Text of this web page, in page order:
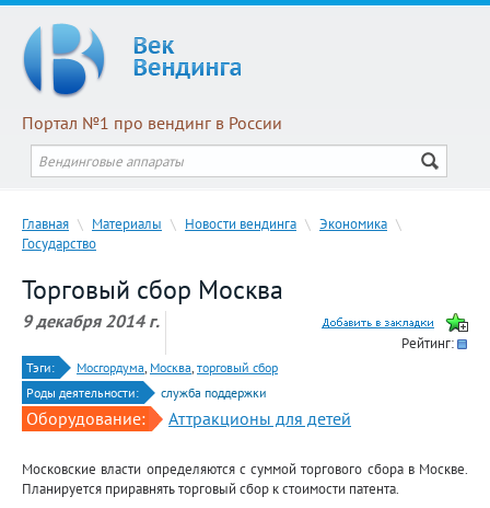
Портал №1 про вендинг в России
Главная \ Материалы \ Новости вендинга \ Экономика \
Государство
Торговый сбор Москва
9 декабря 2014 г.
Рейтинг:
Тэги: Мосгордума, Москва, торговый сбор
Роды деятельности:
служба поддержки
Оборудование: Аттракционы для детей
Московские власти определяются с суммой торгового сбора в Москве.
Планируется приравнять торговый сбор к стоимости патента.